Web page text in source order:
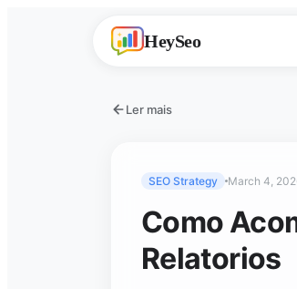
HeySeo
Ler mais
SEO Strategy March 4,
Como
Relatorios